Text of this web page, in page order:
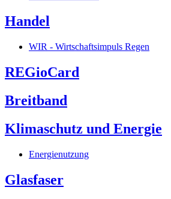
Handel
WIR - Wirtschaftsimpuls Regen
REGioCard
Breitband
Klimaschutz und Energie
Energienutzung
Glasfaser